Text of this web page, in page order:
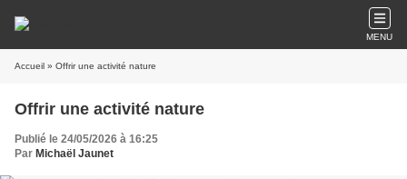
MENU
Accueil » Offrir une activité nature
Offrir une activité nature
Publié le 24/05/2026 à 16:25
Par Michaël Jaunet